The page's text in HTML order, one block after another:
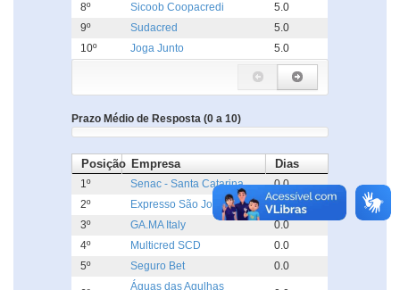
8º
Sicoob Coopacredi
5.0
9º
Sudacred
5.0
10º
Joga Junto 5.0
Prazo Médio de Resposta (0 a 10)
Posição Empresa Dias
1º Senac - Santa Catarina
0.0
2º
Expresso São José
0.0
3º
GA.MA Italy
0.0
4º
Multicred SCD
0.0
5º
Seguro Bet 0.0
Águas das Agulhas